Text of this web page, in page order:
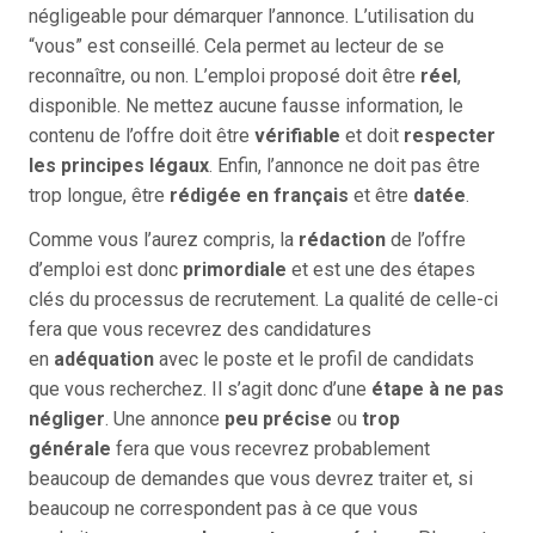
négligeable pour démarquer l’annonce. L’utilisation du
“vous” est conseillé. Cela permet au lecteur de se
reconnaître, ou non. L’emploi proposé doit être réel,
disponible. Ne mettez aucune fausse information, le
contenu de l’offre doit être vérifiable et doit respecter
les principes légaux. Enfin, l’annonce ne doit pas être
trop longue, être rédigée en français et être datée.
Comme vous l’aurez compris, la rédaction de l’offre
d’emploi est donc primordiale et est une des étapes
clés du processus de recrutement. La qualité de celle-ci
fera que vous recevrez des candidatures
en adéquation avec le poste et le profil de candidats
que vous recherchez. Il s’agit donc d’une étape à ne pas
négliger. Une annonce peu précise ou trop
générale fera que vous recevrez probablement
beaucoup de demandes que vous devrez traiter et, si
beaucoup ne correspondent pas à ce que vous